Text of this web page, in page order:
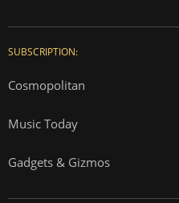
SUBSCRIPTION:
Cosmopolitan
Music Today
Gadgets & Gizmos